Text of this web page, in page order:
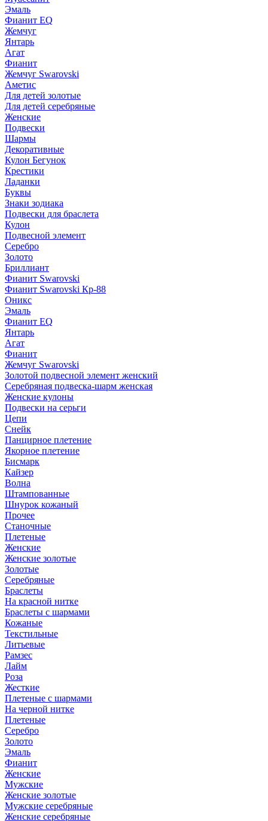
Эмаль
Фианит EQ
Жемчуг
Янтарь
Агат
Фианит
Жемчуг Swarovski
Аметис
Для детей золотые
Для детей серебряные
Женские
Подвески
Шармы
Декоративные
Кулон Бегунок
Крестики
Ладанки
Буквы
Знаки зодиака
Подвески для браслета
Кулон
Подвесной элемент
Серебро
Золото
Бриллиант
Фианит Swarovski
Фианит Swarovski Кр-88
Оникс
Эмаль
Фианит EQ
Янтарь
Агат
Фианит
Жемчуг Swarovski
Золотой подвесной элемент женcкий
Серебряная подвеска-шарм женская
Женские кулоны
Подвески на серьги
Цепи
Снейк
Панцирное плетение
Якорное плетение
Бисмарк
Кайзер
Волна
Штампованные
Шнурок кожаный
Прочее
Станочные
Плетеные
Женские
Женские золотые
Золотые
Серебряные
Браслеты
На красной нитке
Браслеты с шармами
Кожаные
Текстильные
Литьевые
Рамзес
Лайм
Роза
Жесткие
Плетеные с шармами
На черной нитке
Плетеные
Серебро
Золото
Эмаль
Фианит
Женские
Мужские
Женские золотые
Мужские серебряные
Женские серебряные